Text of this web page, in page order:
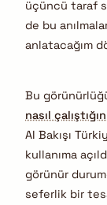
üçüncü taraf
de bu
anlatacağım
Bu
nasıl
AI Bakışı
kullanıma
görünür
seferlik bir